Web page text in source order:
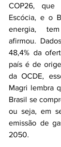
COP26, que
Escócia, e o
energia,
afirmou.
48,4% da
país é de
da OCDE,
Magri lembra
Brasil se
ou seja, em
emissão de
2050.